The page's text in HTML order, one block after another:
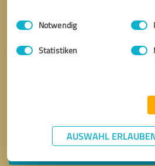
Impressum
Einwilligungsauswahl
Notwendig
Statistiken
AUSWAHL